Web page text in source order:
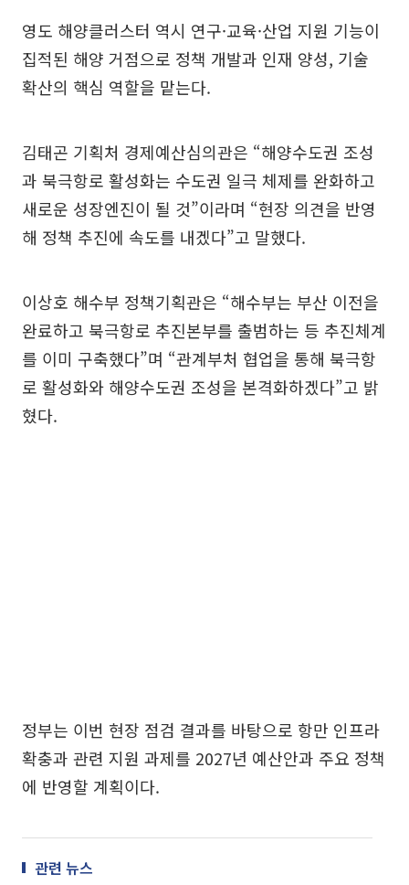
영도 해양클러스터 역시 연구·교육·산업 지원 기능이
집적된 해양 거점으로 정책 개발과 인재 양성, 기술
확산의 핵심 역할을 맡는다.
김태곤 기획처 경제예산심의관은 “해양수도권 조성
과 북극항로 활성화는 수도권 일극 체제를 완화하고
새로운 성장엔진이 될 것”이라며 “현장 의견을 반영
해 정책 추진에 속도를 내겠다”고 말했다.
이상호 해수부 정책기획관은 “해수부는 부산 이전을
완료하고 북극항로 추진본부를 출범하는 등 추진체계
를 이미 구축했다”며 “관계부처 협업을 통해 북극항
로 활성화와 해양수도권 조성을 본격화하겠다”고 밝
혔다.
정부는 이번 현장 점검 결과를 바탕으로 항만 인프라
확충과 관련 지원 과제를 2027년 예산안과 주요 정책
에 반영할 계획이다.
관련 뉴스